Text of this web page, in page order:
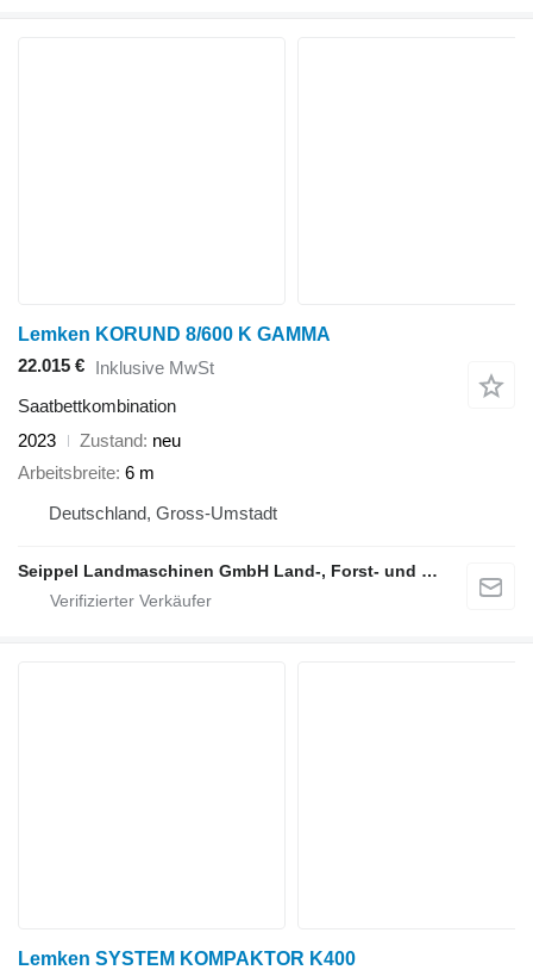
Lemken KORUND 8/600 K GAMMA
22.015 € Inklusive MwSt
Saatbettkombination
2023
Zustand neu
Arbeitsbreite 6 m
Deutschland, Gross-Umstadt
Seippel Landmaschinen GmbH Land-, Forst- und Gartentechnik
Lemken SYSTEM KOMPAKTOR K400